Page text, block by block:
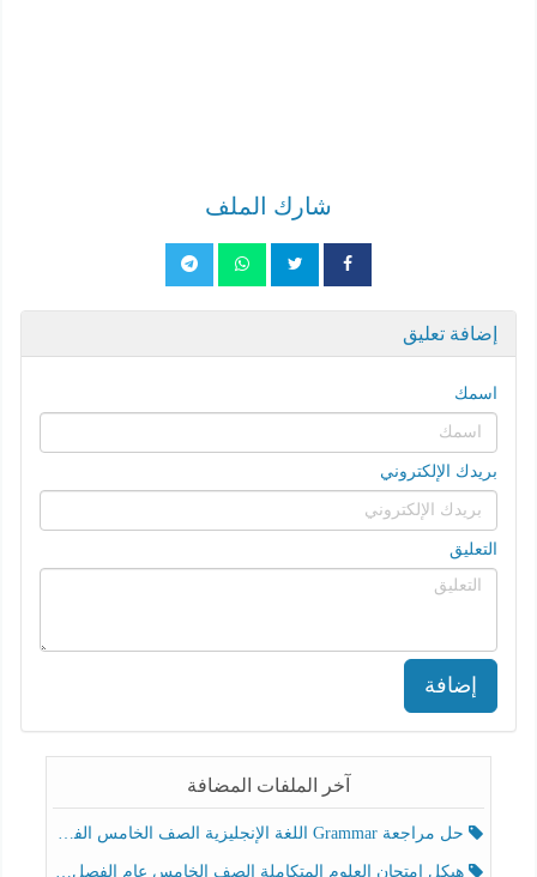
شارك الملف
إضافة تعليق
اسمك
بريدك الإلكتروني
التعليق
إضافة
آخر الملفات المضافة
حل مراجعة Grammar اللغة الإنجليزية الصف الخامس الفصل الثالث
هيكل امتحان العلوم المتكاملة الصف الخامس عام الفصل الدراسي الثالث 2025-2026